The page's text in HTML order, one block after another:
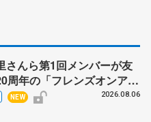
さんら第1回メンバーが友
年の「フレンズオンアイ
二さん、有川梨絵さん、
NEW 2026.08.06